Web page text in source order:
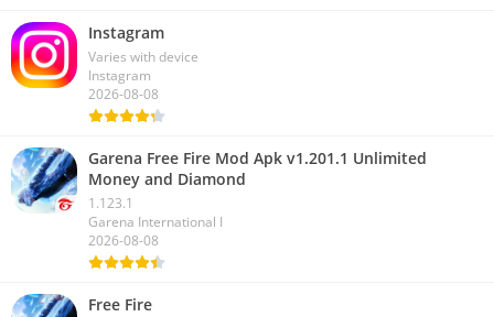
Instagram
Varies with device
Instagram
2026-08-08
Garena Free Fire Mod Apk v1.201.1 Unlimited
Money and Diamond
1.123.1
Garena International I
2026-08-08
Free Fire